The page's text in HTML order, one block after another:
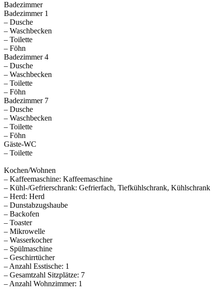
Badezimmer
Badezimmer 1
– Dusche
– Waschbecken
– Toilette
– Föhn
Badezimmer 4
– Dusche
– Waschbecken
– Toilette
– Föhn
Badezimmer 7
– Dusche
– Waschbecken
– Toilette
– Föhn
Gäste-WC
– Toilette
Kochen/Wohnen
– Kaffeemaschine: Kaffeemaschine
– Kühl-/Gefrierschrank: Gefrierfach, Tiefkühlschrank, Kühlschrank
– Herd: Herd
– Dunstabzugshaube
– Backofen
– Toaster
– Mikrowelle
– Wasserkocher
– Spülmaschine
– Geschirrtücher
– Anzahl Esstische: 1
– Gesamtzahl Sitzplätze: 7
– Anzahl Wohnzimmer: 1